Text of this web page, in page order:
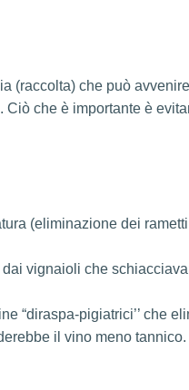
(raccolta) che può
che è importante è
(eliminazione dei
vignaioli che
“diraspa-pigiatrici’’ che
il vino meno